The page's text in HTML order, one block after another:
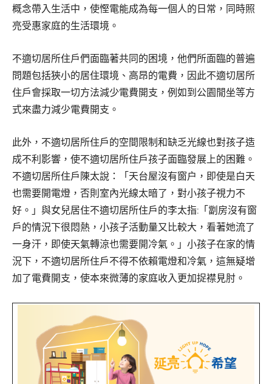
概念帶入生活中，使慳電能成為每一個人的日常，同時照
亮受惠家庭的生活環境。
不適切居所住戶們面臨著共同的困境，他們所面臨的普遍
問題包括狹小的居住環境、高昂的電費，因此不適切居所
住戶會採取一切方法減少電費開支，例如到公園閒坐等方
式來盡力減少電費開支。
此外，不適切居所住戶的空間限制和缺乏光線也對孩子造
成不利影響，使不適切居所住戶孩子面臨發展上的困難。
不適切居所住戶陳太說：「天台屋沒有窗户，即使是白天
也需要開電燈，否則室內光線太暗了，對小孩子視力不
好。」與女兒居住不適切居所住戶的李太指:「劏房沒有窗
戶的情況下很悶熱，小孩子活動量又比較大，看著她流了
一身汗，即使天氣轉涼也需要開冷氣。」小孩子在家的情
況下，不適切居所住戶不得不依賴電燈和冷氣，這無疑增
加了電費開支，使本來微薄的家庭收入更加捉襟見肘。